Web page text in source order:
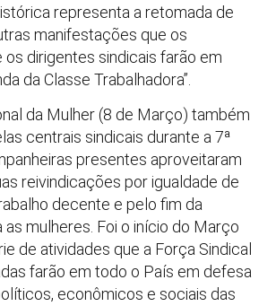
representa a retomada de
manifestações que os
os dirigentes sindicais farão em
da Classe Trabalhadora”.
da Mulher (8 de Março) também
centrais sindicais durante a 7ª
presentes aproveitaram
reivindicações por igualdade de
decente e pelo fim da
mulheres. Foi o início do Março
de atividades que a Força Sindical
farão em todo o País em defesa
econômicos e sociais das